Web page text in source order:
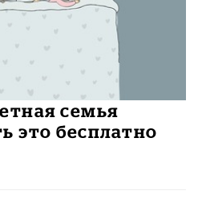
семья
это бесплатно